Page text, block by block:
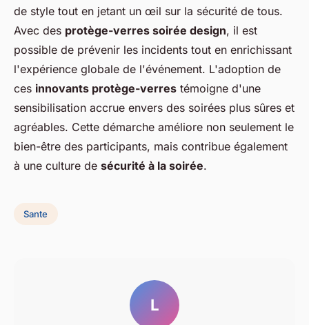
de style tout en jetant un œil sur la sécurité de tous.
Avec des protège-verres soirée design, il est
possible de prévenir les incidents tout en enrichissant
l'expérience globale de l'événement. L'adoption de
ces innovants protège-verres témoigne d'une
sensibilisation accrue envers des soirées plus sûres et
agréables. Cette démarche améliore non seulement le
bien-être des participants, mais contribue également
à une culture de sécurité à la soirée.
Sante
L